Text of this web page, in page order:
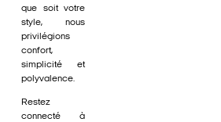
que soit votre
style, nous
privilégions
confort,
simplicité et
polyvalence.
Restez
connecté à